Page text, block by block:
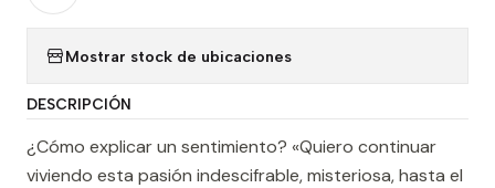
Mostrar stock de ubicaciones
DESCRIPCIÓN
¿Cómo explicar un sentimiento? «Quiero continuar
viviendo esta pasión indescifrable, misteriosa, hasta el